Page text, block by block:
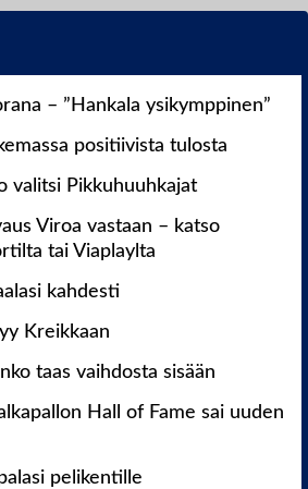
– ”Hankala ysikymppinen”
positiivista tulosta
valitsi Pikkuhuuhkajat
Viroa vastaan – katso
tai Viaplaylta
kahdesti
Kreikkaan
taas vaihdosta sisään
Hall of Fame sai uuden
pelikentille